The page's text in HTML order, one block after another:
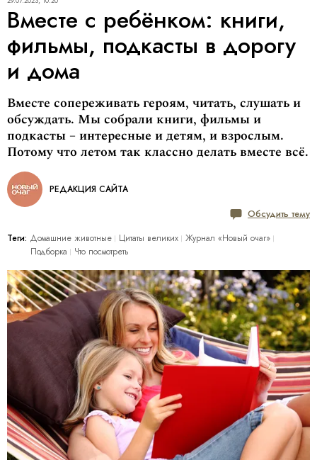
Вместе с ребёнком: книги,
фильмы, подкасты в дорогу
и дома
Вместе сопереживать героям, читать, cлушать и
обсуждать. Мы собрали книги, фильмы и
подкасты – интересные и детям, и взрослым.
Потому что летом так классно делать вместе всё.
РЕДАКЦИЯ САЙТА
Обсудить тему
Теги: Домашние животные Цитаты великих Журнал «Новый очаг»
Подборка
Что посмотреть